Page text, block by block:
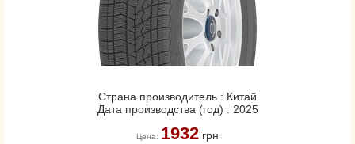
Страна производитель : Китай
Дата производства (год) : 2025
Цена: 1932грн